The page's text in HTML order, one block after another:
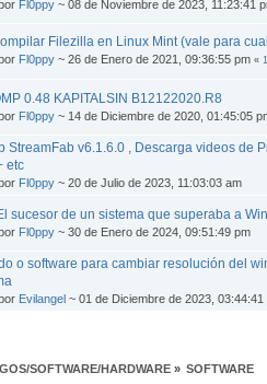
Fl0ppy ~ 08 de Noviembre de 2023, 11:23:41
Filezilla en Linux Mint (vale para
Fl0ppy ~ 26 de Enero de 2021, 09:36:55 pm « 1
0.48 KAPITALSIN B12122020.R8
Fl0ppy ~ 14 de Diciembre de 2020, 01:45:05
StreamFab v6.1.6.0 , Descarga videos de
etc
Fl0ppy ~ 20 de Julio de 2023, 11:03:03 am
sucesor de un sistema que superaba a
Fl0ppy ~ 30 de Enero de 2024, 09:51:49 pm
o software para cambiar resolución del
Evilangel ~ 01 de Diciembre de 2023, 03:44:41
SOFTWARE/HARDWARE» SOFTWARE